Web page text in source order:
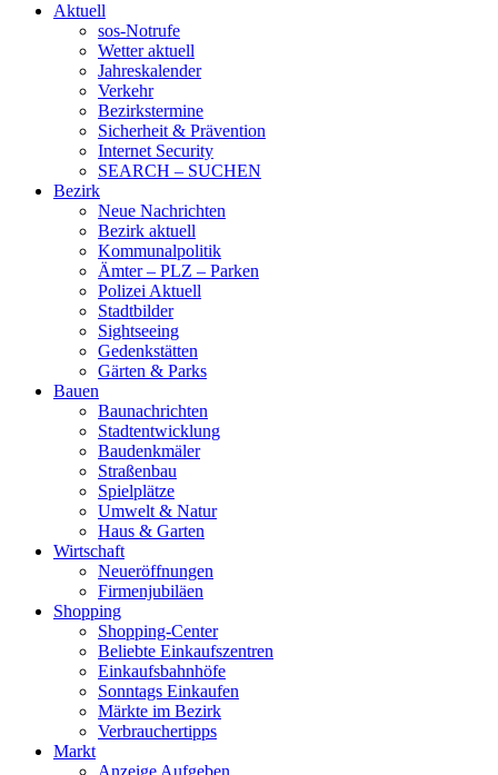
Aktuell
sos-Notrufe
Wetter aktuell
Jahreskalender
Verkehr
Bezirkstermine
Sicherheit & Prävention
Internet Security
SEARCH – SUCHEN
Bezirk
Neue Nachrichten
Bezirk aktuell
Kommunalpolitik
Ämter – PLZ – Parken
Polizei Aktuell
Stadtbilder
Sightseeing
Gedenkstätten
Gärten & Parks
Bauen
Baunachrichten
Stadtentwicklung
Baudenkmäler
Straßenbau
Spielplätze
Umwelt & Natur
Haus & Garten
Wirtschaft
Neueröffnungen
Firmenjubiläen
Shopping
Shopping-Center
Beliebte Einkaufszentren
Einkaufsbahnhöfe
Sonntags Einkaufen
Märkte im Bezirk
Verbrauchertipps
Markt